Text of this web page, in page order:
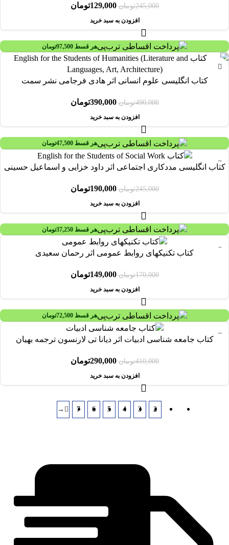
245,000تومان 129,000تومان
افزودن به سبد خرید
هر قسط 97,500تومان
کتاب انگلیسی علوم انسانی اثر هادی فرجامی نشر سمت
490,000تومان 390,000تومان
افزودن به سبد خرید
هر قسط 47,500تومان
کتاب انگلیسی مددکاری اجتماعی اثر داود خزایی و اسماعیل حسینی
245,000تومان 190,000تومان
افزودن به سبد خرید
هر قسط 37,250تومان
کتاب تکنیکهای روابط عمومی اثر رحمان سعیدی
170,000تومان 149,000تومان
افزودن به سبد خرید
هر قسط 72,500تومان
کتاب جامعه شناسی ادبیات اثر دیانا تی لارنسون ترجمه بهیان
410,000تومان 290,000تومان
افزودن به سبد خرید
1
2
3
4
5
6
7
→